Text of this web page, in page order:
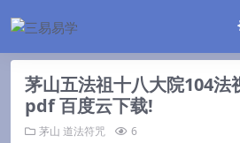
茅山五法祖十八大院104法
pdf 百度云下载!
茅山 道法符咒 6